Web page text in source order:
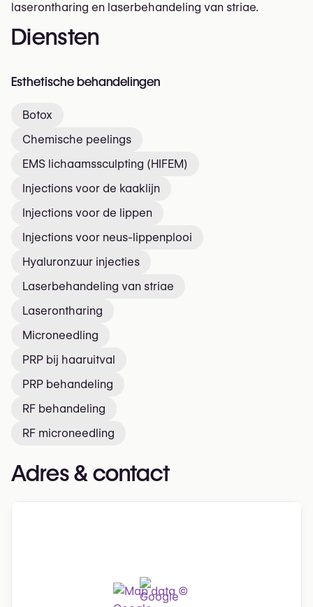
laserontharing en laserbehandeling van striae.
Diensten
Esthetische behandelingen
Botox
Chemische peelings
EMS lichaamssculpting (HIFEM)
Injections voor de kaaklijn
Injections voor de lippen
Injections voor neus-lippenplooi
Hyaluronzuur injecties
Laserbehandeling van striae
Laserontharing
Microneedling
PRP bij haaruitval
PRP behandeling
RF behandeling
RF microneedling
Adres & contact